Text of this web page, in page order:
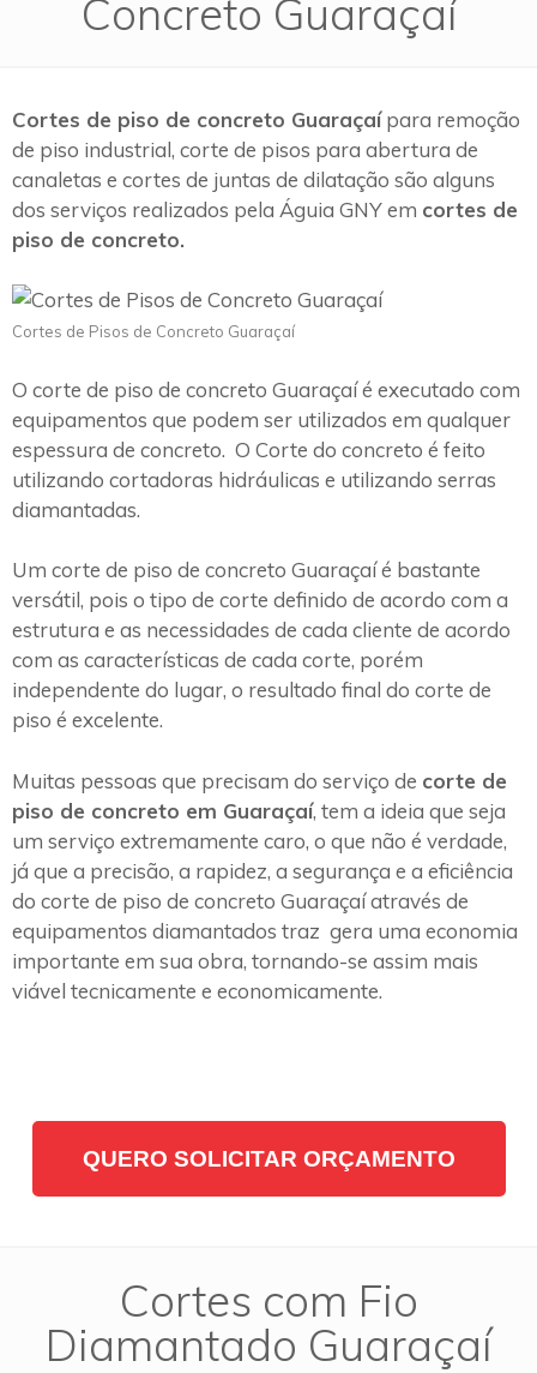
Concreto Guaraçaí
Cortes de piso de concreto Guaraçaípara remoção
de piso industrial, corte de pisos para abertura de
canaletas e cortes de juntas de dilatação são alguns
dos serviços realizados pela Águia GNY em cortes de
piso de concreto.
Cortes de Pisos de Concreto Guaraçaí
O corte de piso de concreto Guaraçaí é executado com
equipamentos que podem ser utilizados em qualquer
espessura de concreto. O Corte do concreto é feito
utilizando cortadoras hidráulicas e utilizando serras
diamantadas.
Um corte de piso de concreto Guaraçaí é bastante
versátil, pois o tipo de corte definido de acordo com a
estrutura e as necessidades de cada cliente de acordo
com as características de cada corte, porém
independente do lugar, o resultado final do corte de
piso é excelente.
Muitas pessoas que precisam do serviço de corte de
piso de concreto em Guaraçaí, tem a ideia que seja
um serviço extremamente caro, o que não é verdade,
já que a precisão, a rapidez, a segurança e a eficiência
do corte de piso de concreto Guaraçaí através de
equipamentos diamantados traz gera uma economia
importante em sua obra, tornando-se assim mais
viável tecnicamente e economicamente.
QUERO SOLICITAR ORÇAMENTO
Cortes com Fio
Diamantado Guaraçaí